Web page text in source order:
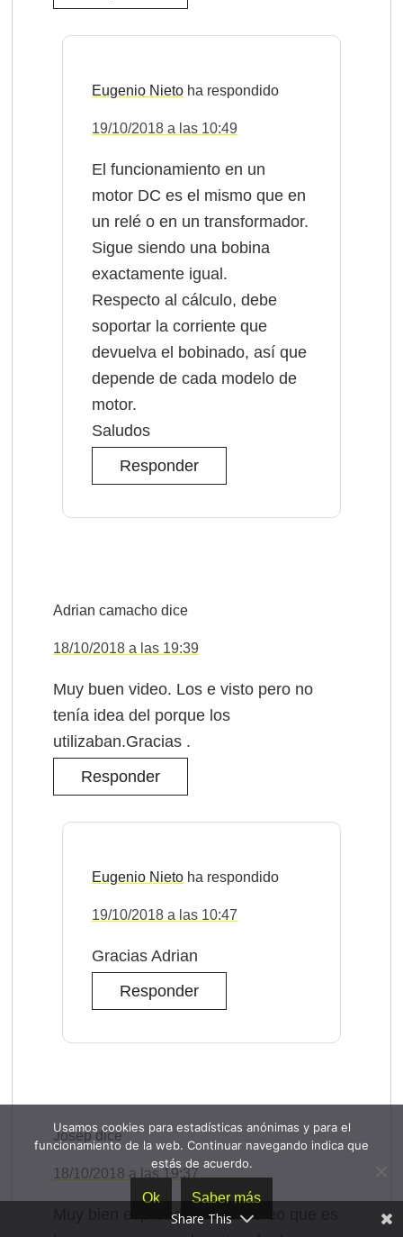
Eugenio Nieto
19/10/2018 a las 10:49
El funcionamiento en un
motor DC es el mismo que en
un relé o en un transformador.
Sigue siendo una bobina
exactamente igual.
Respecto al cálculo, debe
soportar la corriente que
devuelva el bobinado, así que
depende de cada modelo de
motor.
Saludos
Responder
Adrian camacho dice
18/10/2018 a las 19:39
Muy buen video. Los e visto pero no
tenía idea del porque los
utilizaban.Gracias .
Responder
Eugenio Nieto
19/10/2018 a las 10:47
Gracias Adrian
Responder
Josep dice
18/10/2018 a las 19:37
Muy bien esplicado el tema creo que es
Share This
Usamos cookies para estadísticas anónimas y para el
funcionamiento de la web. Continuar navegando indica que
estás de acuerdo.
Ok Saber más